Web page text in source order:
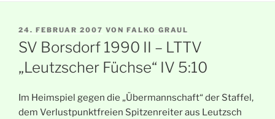
VERÖFFENTLICHT
AM
24. FEBRUAR 2007 VON FALKO GRAUL
SV Borsdorf 1990 II – LTTV
„Leutzscher Füchse“ IV 5:10
Im Heimspiel gegen die „Übermannschaft“ der Staffel,
dem Verlustpunktfreien Spitzenreiter aus Leutzsch